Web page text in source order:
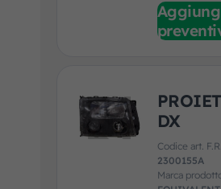
DX
Codice art.
2300155A
Marca